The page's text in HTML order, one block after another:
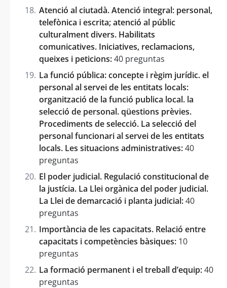
Atenció al ciutadà. Atenció integral: personal,
telefònica i escrita; atenció al públic
culturalment divers. Habilitats
comunicatives. Iniciatives, reclamacions,
queixes i peticions:40 preguntas
La funció pública: concepte i règim jurídic. el
personal al servei de les entitats locals:
organització de la funció publica local. la
selecció de personal. qüestions prèvies.
Procediments de selecció. La selecció del
personal funcionari al servei de les entitats
locals. Les situacions administratives:40
preguntas
El poder judicial. Regulació constitucional de
la justícia. La Llei orgànica del poder judicial.
La Llei de demarcació i planta judicial:40
preguntas
Importància de les capacitats. Relació entre
capacitats i competències bàsiques: 10
preguntas
La formació permanent i el treball d’equip:40
preguntas